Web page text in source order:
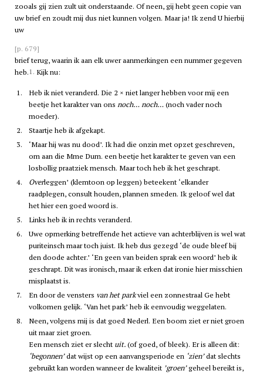
zooals gij zien zult uit onderstaande. Of neen, gij hebt geen copie van
uw brief en zoudt mij dus niet kunnen volgen. Maar ja! Ik zend U hierbij
uw
[p. 679]
brief terug, waarin ik aan elk uwer aanmerkingen een nummer gegeven
heb.1. Kijk nu:
1.
Heb ik niet veranderd. Die 2 × niet langer hebben voor mij een
beetje het karakter van ons noch… noch… (noch vader noch
moeder).
2.
Staartje heb ik afgekapt.
3.
‘Maar hij was nu dood’. Ik had die onzin met opzet geschreven,
om aan die Mme Dum. een beetje het karakter te geven van een
losbollig praatziek mensch. Maar toch heb ik het geschrapt.
4.
Overleggen’ (klemtoon op leggen) beteekent ‘elkander
raadplegen, consult houden, plannen smeden. Ik geloof wel dat
het hier een goed woord is.
5.
Links heb ik in rechts veranderd.
6.
Uwe opmerking betreffende het actieve van achterblijven is wel wat
puriteinsch maar toch juist. Ik heb dus gezegd ‘de oude bleef bij
den doode achter.’ ‘En geen van beiden sprak een woord’ heb ik
geschrapt. Dit was ironisch, maar ik erken dat ironie hier misschien
misplaatst is.
7.
En door de vensters van het parkviel een zonnestraal Ge hebt
volkomen gelijk. ‘Van het park’ heb ik eenvoudig weggelaten.
8.
Neen, volgens mij is dat goed Nederl. Een boom ziet er niet groen
uit maar ziet groen.
Een mensch ziet er slecht uit.(of goed, of bleek). Er is alleen dit:
‘begonnen’dat wijst op een aanvangsperiode en ‘zien’dat slechts
gebruikt kan worden wanneer de kwaliteit ’groen’geheel bereikt is,